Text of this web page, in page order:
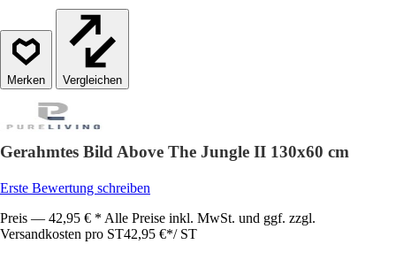
Vergleichen
Gerahmtes Bild Above The Jungle II 130x60 cm
Erste Bewertung schreiben
Preis — 42,95 € * Alle Preise inkl. MwSt. und ggf. zzgl.
Versandkosten pro ST42,95 €*/ ST